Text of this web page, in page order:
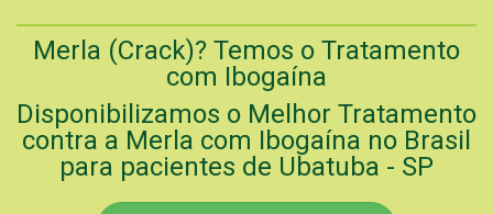
Merla (Crack)? Temos o Tratamento
com Ibogaína
Disponibilizamos o Melhor Tratamento
contra a Merla com Ibogaína no Brasil
para pacientes de Ubatuba - SP